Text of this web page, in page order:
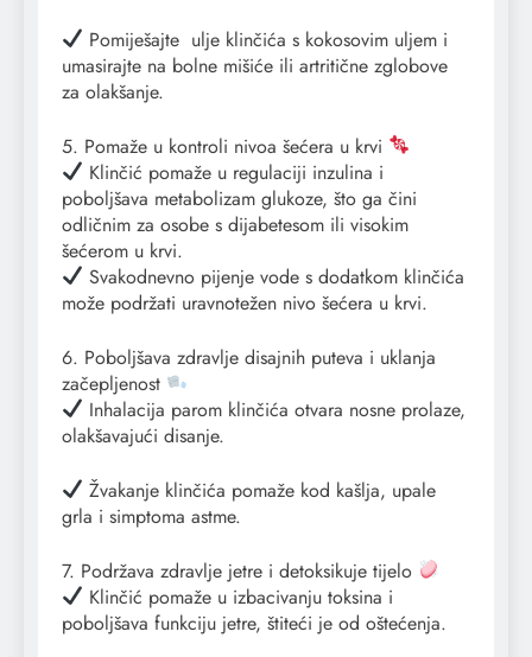
Pomiješajte ulje klinčića s kokosovim uljem i
umasirajte na bolne mišiće ili artritične zglobove
za olakšanje.
5. Pomaže u kontroli nivoa šećera u krvi
Klinčić pomaže u regulaciji inzulina i
poboljšava metabolizam glukoze, što ga čini
odličnim za osobe s dijabetesom ili visokim
šećerom u krvi.
Svakodnevno pijenje vode s dodatkom klinčića
može podržati uravnotežen nivo šećera u krvi.
6. Poboljšava zdravlje disajnih puteva i uklanja
začepljenost
Inhalacija parom klinčića otvara nosne prolaze,
olakšavajući disanje.
Žvakanje klinčića pomaže kod kašlja, upale
grla i simptoma astme.
7. Podržava zdravlje jetre i detoksikuje tijelo
Klinčić pomaže u izbacivanju toksina i
poboljšava funkciju jetre, štiteći je od oštećenja.